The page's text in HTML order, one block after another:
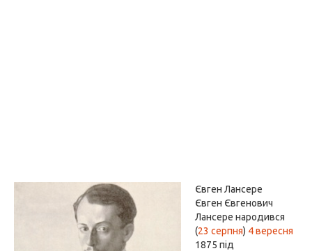
Євген Лансере
Євген Євгенович
Лансере народився
(23 серпня) 4 вересня
1875 під